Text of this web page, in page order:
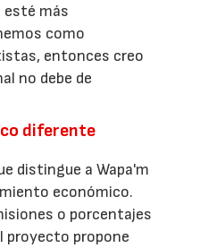
esté más
como
entonces creo
no debe de
diferente
distingue a Wapa'm
económico.
o porcentajes
proyecto propone